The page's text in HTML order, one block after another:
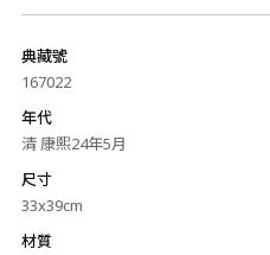
典藏號
167022
年代
清 康熙24年5月
尺寸
33x39cm
材質